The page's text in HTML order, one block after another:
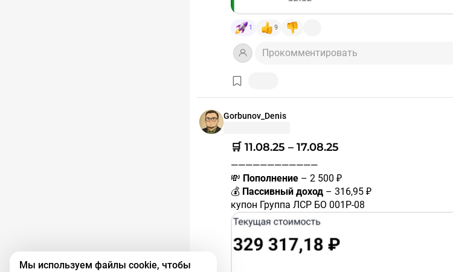
#покупки #портфель
1 9
Прокомментировать
Gorbunov_Denis
🛒 11.08.25 – 17.08.25
————————————
💸 Пополнение – 2 500 ₽
💰 Пассивный доход – 316,95 ₽
купон Группа ЛСР БО 001Р-08
#RU000A106888– 63,58 ₽
купон ЕвразХолдинг Финанс 003P-01
#RU000A108G05– 17,01 ₽
купон Полюс ПБО-03
Мы используем файлы cookie, чтобы